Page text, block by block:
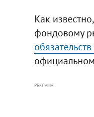
Как
фондовому
РЕКЛАМА